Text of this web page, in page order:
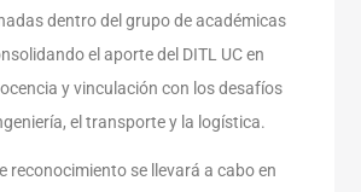
dentro del grupo de académicas
el aporte del DITL UC en
y vinculación con los desafíos
el transporte y la logística.
reconocimiento se llevará a cabo en